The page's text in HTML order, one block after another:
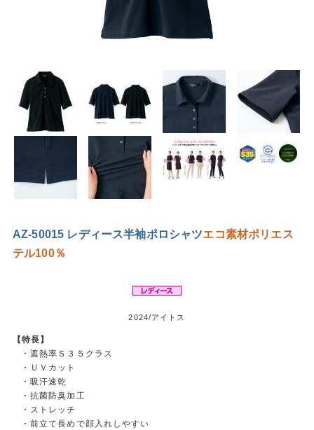
AZ-50015 レディース半袖ポロシャツエコ素材ポリエス
テル100％
2024/アイトス
【特長】
・遮熱率Ｓ３５クラス
・ＵＶカット
・吸汗速乾
・抗菌防臭加工
・ストレッチ
・前立て長めで顔入れしやすい